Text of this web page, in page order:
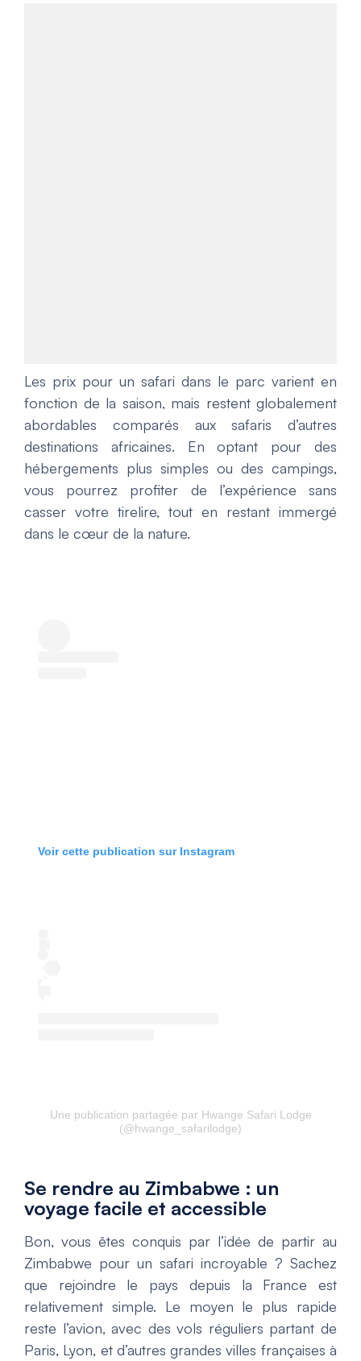
Les prix pour un safari dans le parc varient en
fonction de la saison, mais restent globalement
abordables comparés aux safaris d’autres
destinations africaines. En optant pour des
hébergements plus simples ou des campings,
vous pourrez profiter de l’expérience sans
casser votre tirelire, tout en restant immergé
dans le cœur de la nature.
Voir cette publication sur Instagram
Une publication partagée par Hwange Safari Lodge
(@hwange_safarilodge)
Se rendre au Zimbabwe : un
voyage facile et accessible
Bon, vous êtes conquis par l’idée de partir au
Zimbabwe pour un safari incroyable ? Sachez
que rejoindre le pays depuis la France est
relativement simple. Le moyen le plus rapide
reste l’avion, avec des vols réguliers partant de
Paris, Lyon, et d’autres grandes villes françaises à